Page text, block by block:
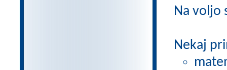
Na voljo
Nekaj